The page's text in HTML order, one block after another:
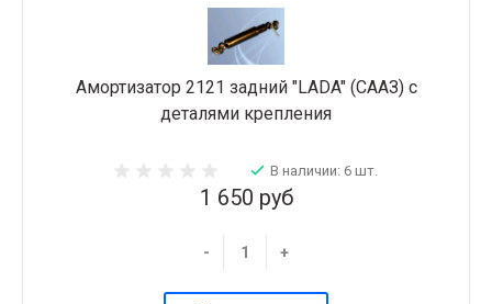
Амортизатор 2121 задний "LADA" (СААЗ) с
деталями крепления
В наличии: 6 шт.
1 650 руб
- +